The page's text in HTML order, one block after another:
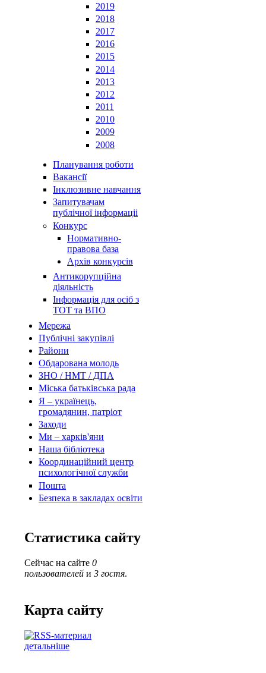
2019
2018
2017
2016
2015
2014
2013
2012
2011
2010
2009
2008
Планування роботи
Вакансії
Інклюзивне навчання
Запитувачам
публічної інформаціі
Конкурс
Нормативно-
правова база
Архів конкурсів
Антикорупційна
діяльність
Інформація для осіб з
ТОТ та ВПО
Мережа
Публічні закупівлі
Райони
Обдарована молодь
ЗНО / НМТ / ДПА
Міська батьківська рада
Я – українець,
громадянин, патріот
Заходи
Ми – харків'яни
Наша бібліотека
Координаційний центр
психологічної служби
Пошта
Безпека в закладах освіти
Статистика сайту
Сейчас на сайте 0
пользователей и 3 гостя.
Карта сайту
детальніше